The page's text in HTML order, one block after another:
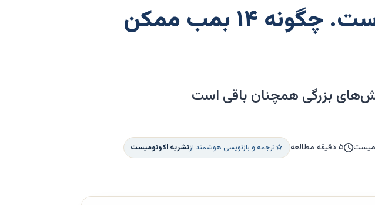
ترامپ می‌گوید جنگ تمام شده است. چگونه ۱۴ بمب ممکن
بزرگی همچنان باقی است
۵ دقیقه مطالعه ترجمه و بازنویسی هوشمند ازنشریه اکونومیست